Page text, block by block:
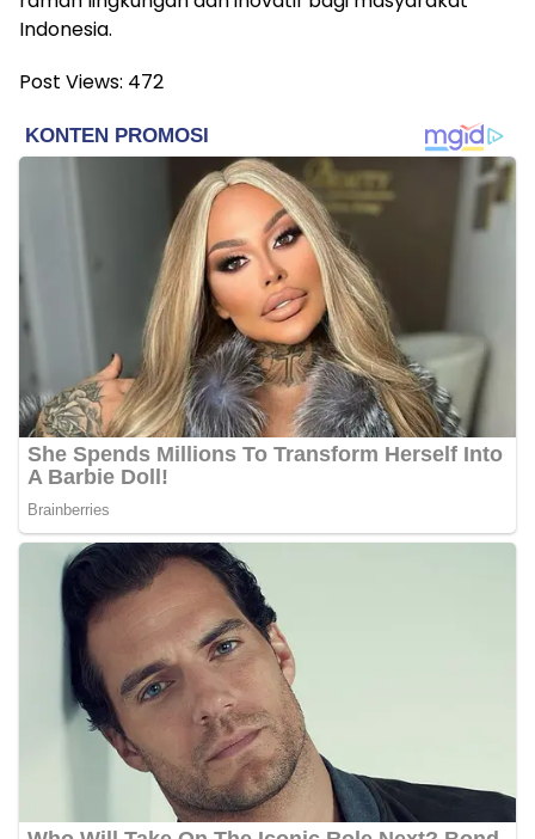
Indonesia.
Post Views: 472